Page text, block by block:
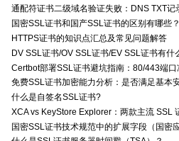
通配符证书二级域名验证失败：DNS TXT记
国密SSL证书和国产SSL证书的区别有哪些？
HTTPS证书的知识点汇总及常见问题解答
DV SSL证书/OV SSL证书/EV SSL证书有什
免费SSL证书加密能力分析：是否满足基本
什么是自签名SSL证书?
国密SSL证书技术规范中的扩展字段（国密